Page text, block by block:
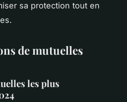
sa protection tout en
de mutuelles
les plus